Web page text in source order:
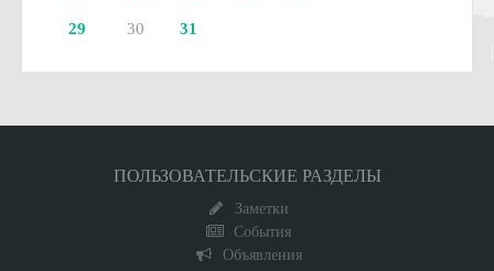
29 30 31
ПОЛЬЗОВАТЕЛЬСКИЕ РАЗДЕЛЫ
Заметки
События
Объявления